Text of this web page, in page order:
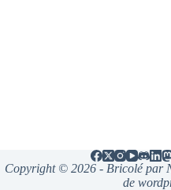
Copyright © 2026 - Bricolé par
de